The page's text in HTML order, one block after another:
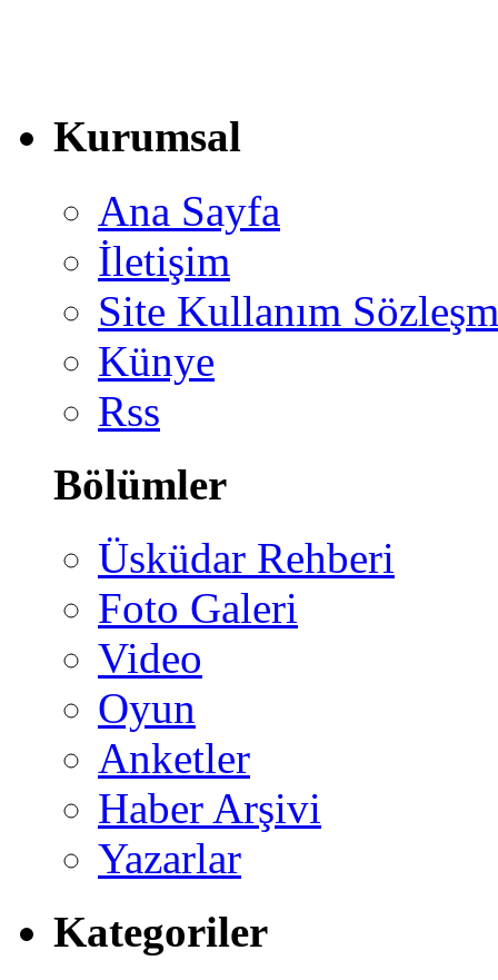
Kurumsal
Ana Sayfa
İletişim
Site Kullanım
Künye
Rss
Bölümler
Üsküdar Rehberi
Foto Galeri
Video
Oyun
Anketler
Haber Arşivi
Yazarlar
Kategoriler